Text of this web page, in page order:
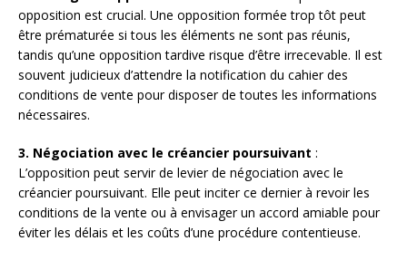
opposition est crucial. Une opposition formée trop tôt peut
être prématurée si tous les éléments ne sont pas réunis,
tandis qu’une opposition tardive risque d’être irrecevable. Il est
souvent judicieux d’attendre la notification du cahier des
conditions de vente pour disposer de toutes les informations
nécessaires.
3. Négociation avec le créancier poursuivant :
L’opposition peut servir de levier de négociation avec le
créancier poursuivant. Elle peut inciter ce dernier à revoir les
conditions de la vente ou à envisager un accord amiable pour
éviter les délais et les coûts d’une procédure contentieuse.